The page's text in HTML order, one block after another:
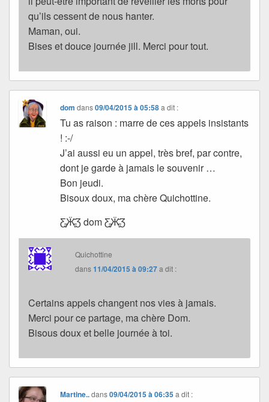
qu’ils cessent de nous hanter.
Maman, oui.
Bises et douce journée jill. Merci pour tout.
dom dans09/04/2015 à 05:58 a dit :
Tu as raison : marre de ces appels insistants
! :-/
J’ai aussi eu un appel, très bref, par contre,
dont je garde à jamais le souvenir …
Bon jeudi.
Bisoux doux, ma chère Quichottine.
Ƹ̵̡Ӝ̵̨̄Ʒ dom Ƹ̵̡Ӝ̵̨̄Ʒ
Quichottine
dans11/04/2015 à 09:27a dit :
Certains appels changent nos vies à jamais.
Merci pour ce partage, ma chère Dom.
Bisous doux et belle journée à toi.
Martine..dans09/04/2015 à 06:35 a dit :